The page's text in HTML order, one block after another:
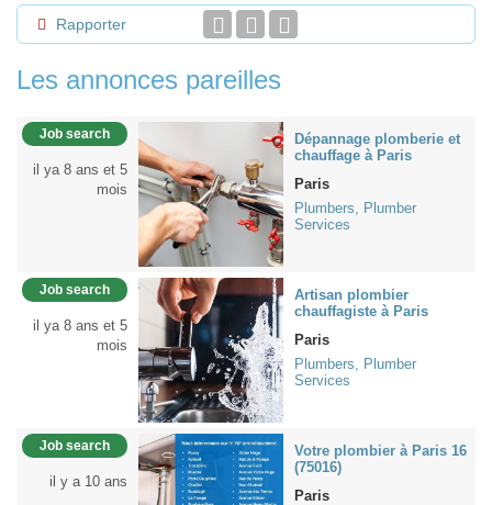
Rapporter
Les annonces pareilles
Job search
il ya 8 ans et 5
mois
Dépannage plomberie et
chauffage à Paris
Paris
Plumbers, Plumber
Services
Job search
il ya 8 ans et 5
mois
Artisan plombier
chauffagiste à Paris
Paris
Plumbers, Plumber
Services
Job search
il y a 10 ans
Votre plombier à Paris 16
(75016)
Paris